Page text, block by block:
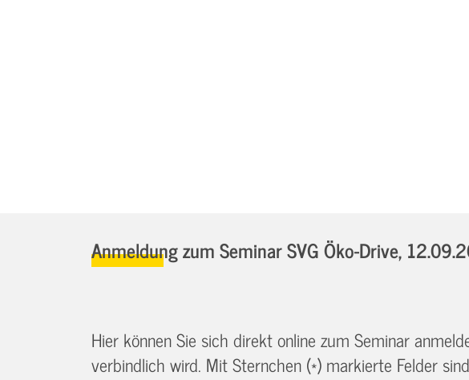
Anmeldung zum Seminar SVG Öko-Drive,
Hier können Sie sich direkt online zum Seminar
verbindlich wird. Mit Sternchen (*) markierte Felder